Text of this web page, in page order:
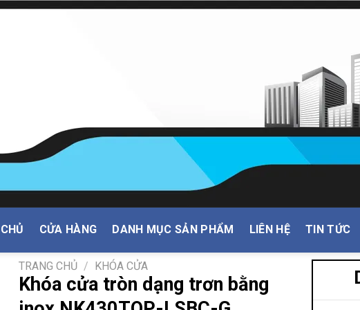
CỬA HÀNG DANH MỤC SẢN PHẨM LIÊN HỆ TIN TỨC
TRANG CHỦ / KHÓA CỬA
Khóa cửa tròn dạng trơn bằng